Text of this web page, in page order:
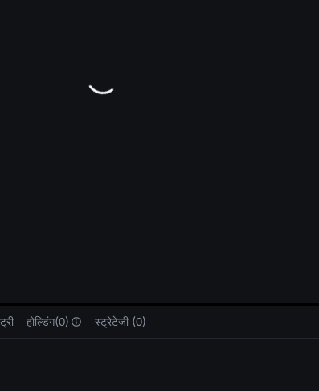
होल्डिंग(0) स्ट्रेटेजी (0)